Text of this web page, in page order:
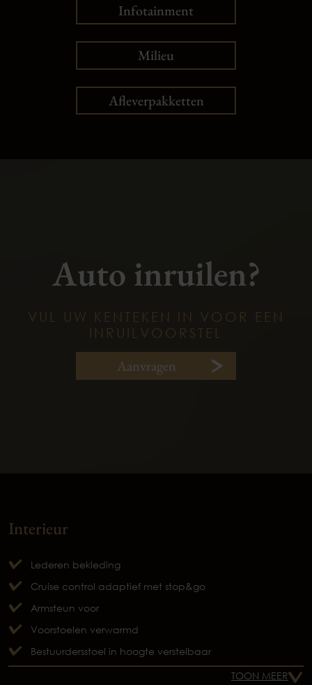
Infotainment
Milieu
Afleverpakketten
Auto inruilen?
VUL UW KENTEKEN IN VOOR EEN
INRUILVOORSTEL
Aanvragen
Interieur
Lederen bekleding
Cruise control adaptief met stop&go
Armsteun voor
Voorstoelen verwarmd
Bestuurdersstoel in hoogte verstelbaar
TOON MEER